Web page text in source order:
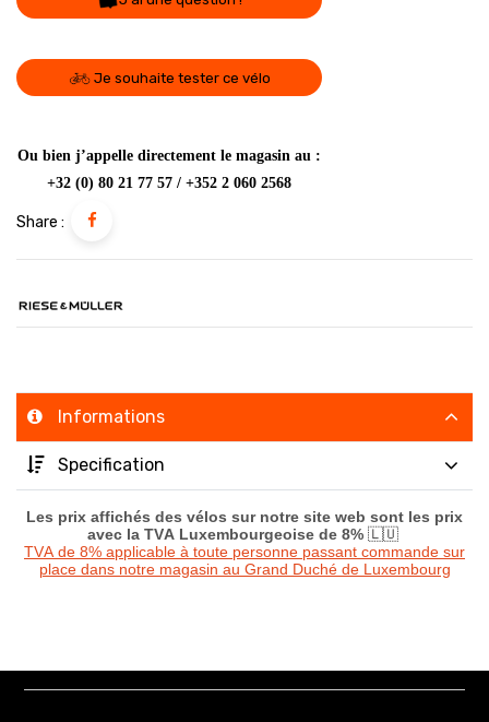
Je souhaite tester ce vélo
Ou bien j’appelle directement le magasin au :
+32 (0) 80 21 77 57 / +352 2 060 2568
Share :
Informations
Specification
Les prix affichés des vélos sur notre site web sont les prix
avec la TVA Luxembourgeoise de 8% 🇱🇺
TVA de 8% applicable à toute personne passant commande sur
place dans notre magasin au Grand Duché de Luxembourg